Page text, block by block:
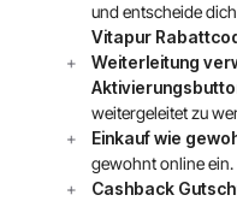
Mr Beam
ALPS RESORTS
Yves Rocher
Thalia
und entscheide
Vitapur
Weiterleitung
weitergeleitet zu
Einkauf wie
gewohnt online ein.
Cashback